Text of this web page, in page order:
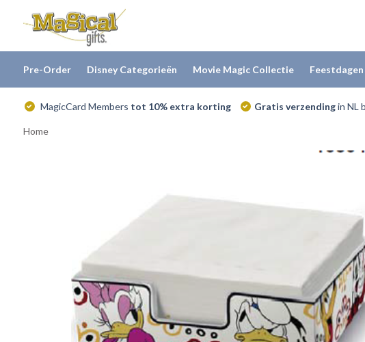
Pre-Order Disney Categorieën Movie Magic Collectie Feestdagen
MagicCard Members tot 10% extra korting Gratis verzendingin NL
Home